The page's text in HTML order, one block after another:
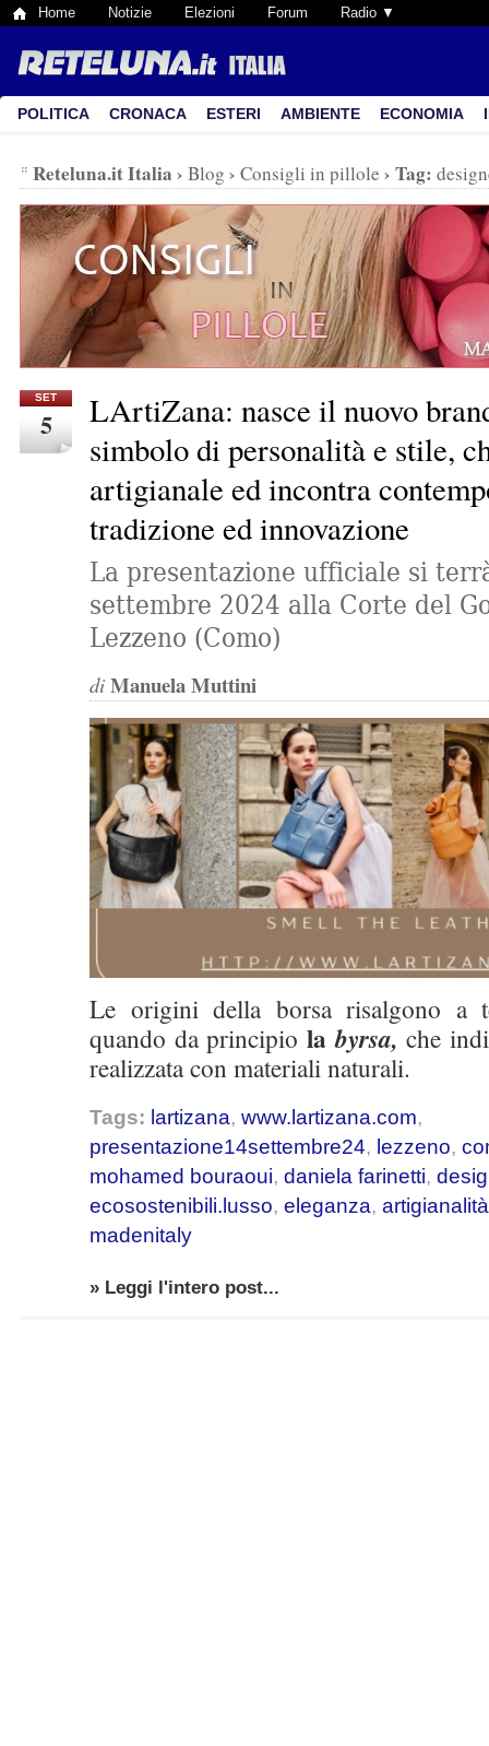
Home Notizie Elezioni Forum Radio ▼
POLITICA CRONACA ESTERI AMBIENTE ECONOMIA
Reteluna.it Italia › Blog › Consigli in pillole › Tag:
SET
5
LArtiZana: nasce il nuovo
simbolo di personalità e stile,
artigianale ed incontra
tradizione ed innovazione
La presentazione ufficiale si
settembre 2024 alla Corte del
Lezzeno (Como)
di Manuela Muttini
Le origini della borsa risalgono a
quando da principio labyrsa, che
realizzata con materiali naturali.
Tags: lartizana, www.lartizana.com,
presentazione14settembre24, lezzeno,
mohamed bouraoui, daniela farinetti,
ecosostenibili.lusso, eleganza, artigianalità
madenitaly
» Leggi l'intero post...